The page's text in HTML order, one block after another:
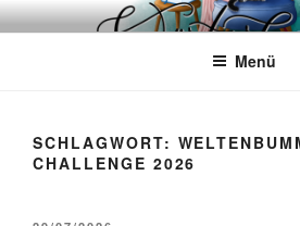
Zum
InhaltWÖRTERKATZE
Von Büchern erzählen
Menü
SCHLAGWORT:
CHALLENGE 2026